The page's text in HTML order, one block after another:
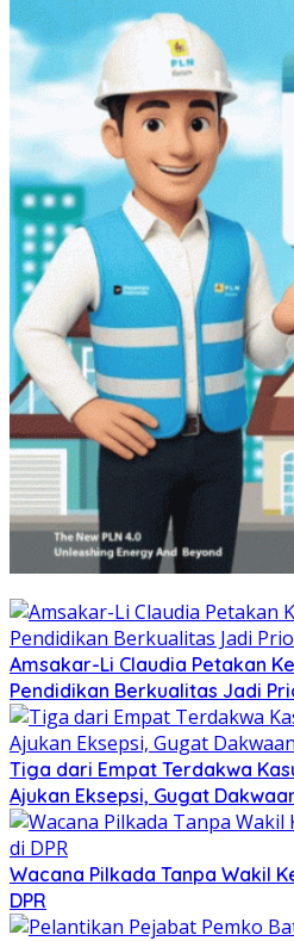
Amsakar-Li Claudia Petakan
Pendidikan Berkualitas Jadi
Tiga dari Empat Terdakwa
Ajukan Eksepsi, Gugat
Wacana Pilkada Tanpa Wakil
DPR